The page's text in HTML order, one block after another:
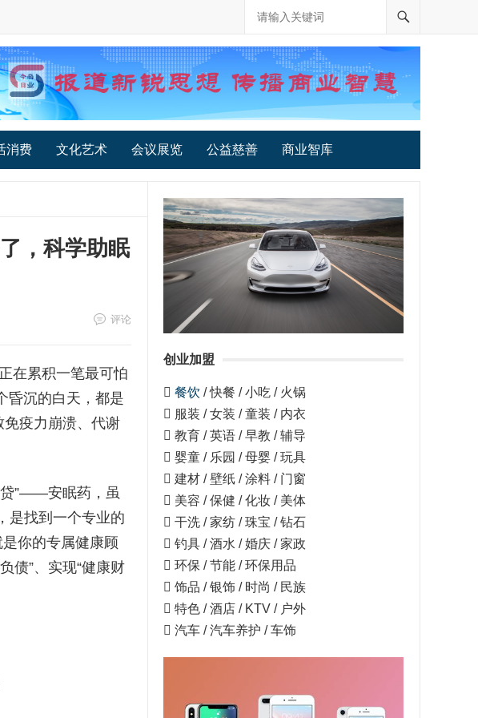
消费 文化艺术 会议展览 公益慈善 商业智库
，科学助眠
评论
在累积一笔最可怕
昏沉的白天，都是
免疫力崩溃、代谢
”——安眠药，虽
是找到一个专业的
你的专属健康顾
债”、实现“健康财
创业加盟
 餐饮 / 快餐 / 小吃 / 火锅
 服装 / 女装 / 童装 / 内衣
 教育 / 英语 / 早教 / 辅导
 婴童 / 乐园 / 母婴 / 玩具
 建材 / 壁纸 / 涂料 / 门窗
 美容 / 保健 / 化妆 / 美体
 干洗 / 家纺 / 珠宝 / 钻石
 钓具 / 酒水 / 婚庆 / 家政
 环保 / 节能 / 环保用品
 饰品 / 银饰 / 时尚 / 民族
 特色 / 酒店 / KTV / 户外
 汽车 / 汽车养护 / 车饰